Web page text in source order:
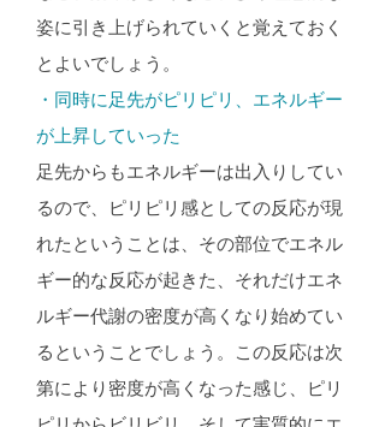
姿に引き上げられていくと覚えておく
とよいでしょう。
・同時に足先がピリピリ、エネルギー
が上昇していった​
足先からもエネルギーは出入りしてい
るので、ピリピリ感としての反応が現
れたということは、その部位でエネル
ギー的な反応が起きた、それだけエネ
ルギー代謝の密度が高くなり始めてい
るということでしょう。この反応は次
第により密度が高くなった感じ、ピリ